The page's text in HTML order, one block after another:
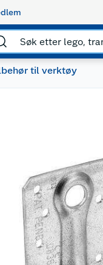
til verktøy